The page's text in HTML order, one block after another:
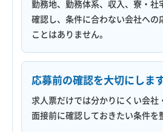
勤務地、勤務体系、収入、寮・社
確認し、条件に合わない会社への
ことはありません。
応募前の確認を大切にしま
求人票だけでは分かりにくい会社
面接前に確認しておきたい条件を